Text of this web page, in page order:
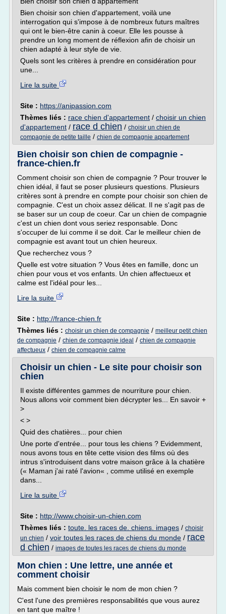
Bien choisir son chien d'appartement, voilà une
interrogation qui s'impose à de nombreux futurs maîtres
qui ont le bien-être canin à coeur. Elle les pousse à
prendre un long moment de réflexion afin de choisir un
chien adapté à leur style de vie.
Quels sont les critères à prendre en considération pour
une...
Lire la suite
Site : https://anipassion.com
Thèmes liés : race chien d'appartement / choisir un chien
d'appartement / race d chien / choisir un chien de
compagnie de petite taille / chien de compagnie appartement
Bien choisir son chien de compagnie -
france-chien.fr
Comment choisir son chien de compagnie ? Pour trouver le
chien idéal, il faut se poser plusieurs questions. Plusieurs
critères sont à prendre en compte pour choisir son chien de
compagnie. C'est un choix assez délicat. Il ne s'agit pas de
se baser sur un coup de coeur. Car un chien de compagnie
c'est un chien dont vous seriez responsable. Donc
s'occuper de lui comme il se doit. Car le meilleur chien de
compagnie est avant tout un chien heureux.
Que recherchez vous ?
Quelle est votre situation ? Vous êtes en famille, donc un
chien pour vous et vos enfants. Un chien affectueux et
calme est l'idéal pour les...
Lire la suite
Site : http://france-chien.fr
Thèmes liés : choisir un chien de compagnie / meilleur petit chien
de compagnie / chien de compagnie ideal / chien de compagnie
affectueux / chien de compagnie calme
Choisir un chien - Le site pour choisir son
chien
Il existe différentes gammes de nourriture pour chien.
Nous allons voir comment bien décrypter les... En savoir +
>
< >
Quid des chatières... pour chien
Une porte d'entrée... pour tous les chiens ? Evidemment,
nous avons tous en tête cette vision des films où des
intrus s'introduisent dans votre maison grâce à la chatière
(« Maman j'ai raté l'avion« , comme utilisé en exemple
dans...
Lire la suite
Site : http://www.choisir-un-chien.com
Thèmes liés : toute. les races de. chiens. images / choisir
un chien / voir toutes les races de chiens du monde / race
d chien / images de toutes les races de chiens du monde
Mon chien : Une lettre, une année et
comment choisir
Mais comment bien choisir le nom de mon chien ?
C'est l'une des premières responsabilités que vous aurez
en tant que maître !